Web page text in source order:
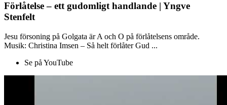
Förlåtelse – ett gudomligt handlande | Yngve
Stenfelt
Jesu försoning på Golgata är A och O på förlåtelsens område.
Musik: Christina Imsen – Så helt förlåter Gud ...
Se på YouTube